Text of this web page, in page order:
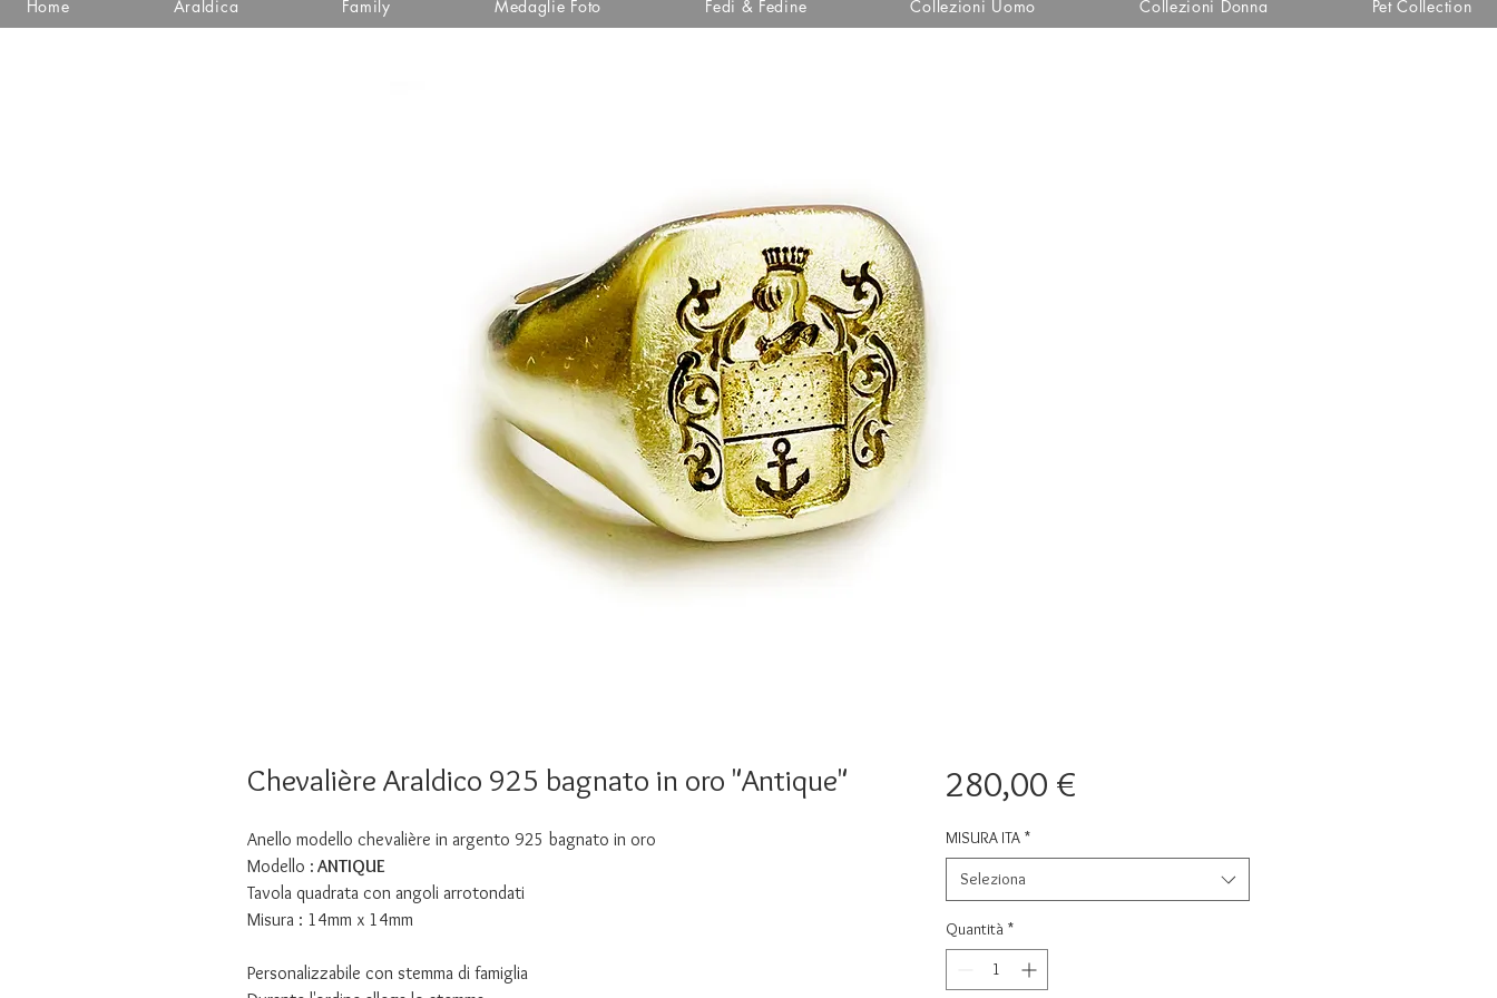
Home Araldica Family Medaglie Foto Fedi & Fedine Collezioni Uomo Collezioni Donna Pet Collection
Chevalière Araldico 925 bagnato in oro "Antique"
Anello modello chevalière in argento 925 bagnato in oro
Modello : ANTIQUE
Tavola quadrata con angoli arrotondati
Misura : 14mm x 14mm
Personalizzabile con stemma di famiglia
280,00 €Prezzo
MISURA ITA *
Seleziona
Quantità *